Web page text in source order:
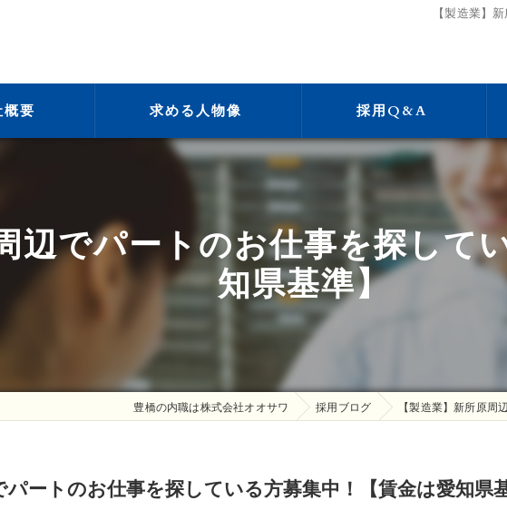
【製造業】
概要 求める人物像 採用Q&A
辺でパートのお仕事を探して
知県基準】
豊橋の内職は株式会社オオサワ 採用ブログ 【製造業】新所原周
パートのお仕事を探している方募集中！【賃金は愛知県基